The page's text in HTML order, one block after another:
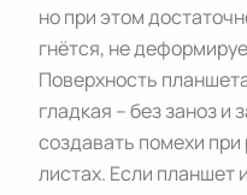
но при этом
гнётся, не
Поверхность
гладкая – без заноз и
создавать помехи
листах. Если планшет